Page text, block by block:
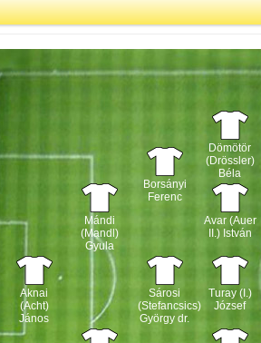
Aknai
(Acht)
János
Mándi
(Mandl)
Gyula
Borsányi
Ferenc
Sárosi
(Stefancsics)
György dr.
Dömötör
(Drössler)
Béla
Avar (Auer
II.) István
Turay (I.)
József